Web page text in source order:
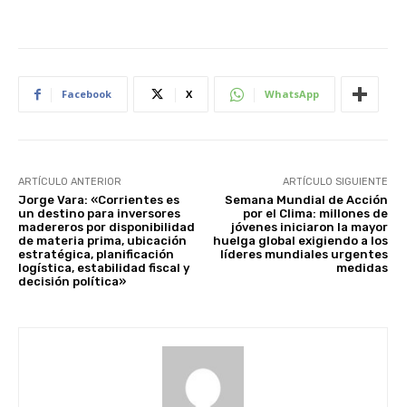
Facebook X WhatsApp
ARTÍCULO ANTERIOR
Jorge Vara: «Corrientes es
un destino para inversores
madereros por disponibilidad
de materia prima, ubicación
estratégica, planificación
logística, estabilidad fiscal y
decisión política»
ARTÍCULO SIGUIENTE
Semana Mundial de Acción
por el Clima: millones de
jóvenes iniciaron la mayor
huelga global exigiendo a los
líderes mundiales urgentes
medidas